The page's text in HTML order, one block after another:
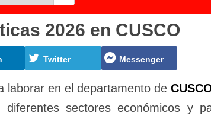
2026 en CUSCO
Twitter Messenger
laborar en el departamento de
sectores económicos y